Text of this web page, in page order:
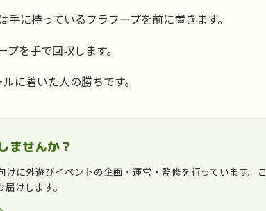
に持っているフラフープを前に置きます。
を手で回収します。
に着いた人の勝ちです。
ませんか？
に外遊びイベントの企画・運営・監修を行っています。こ
けします。